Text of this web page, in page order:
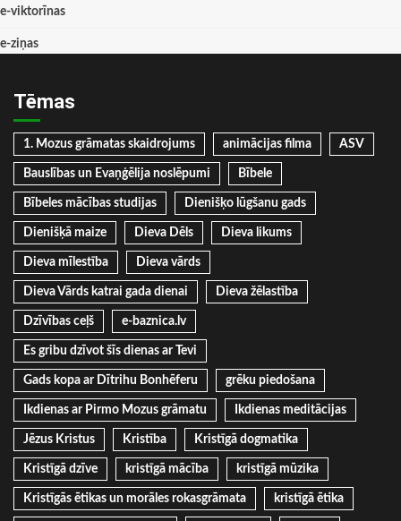
e-viktorīnas
e-ziņas
Tēmas
1. Mozus grāmatas skaidrojums animācijas filma ASV
Bauslības un Evaņģēlija noslēpumi Bībele
Bībeles mācības studijas Dienišķo lūgšanu gads
Dienišķā maize Dieva Dēls Dieva likums
Dieva mīlestība Dieva vārds
Dieva Vārds katrai gada dienai Dieva žēlastība
Dzīvības ceļš e-baznica.lv
Es gribu dzīvot šīs dienas ar Tevi
Gads kopa ar Dītrihu Bonhēferu grēku piedošana
Ikdienas ar Pirmo Mozus grāmatu Ikdienas meditācijas
Jēzus Kristus Kristība Kristīgā dogmatika
Kristīgā dzīve kristīgā mācība kristīgā mūzika
Kristīgās ētikas un morāles rokasgrāmata kristīgā ētika